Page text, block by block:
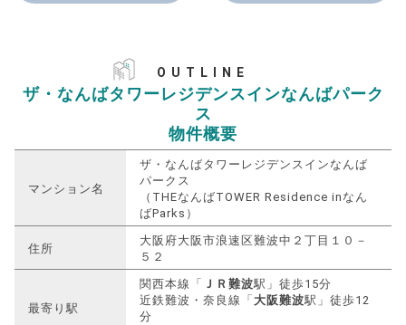
OUTLINE
ザ・なんばタワーレジデンスインなんばパーク
ス
物件概要
マンション名
ザ・なんばタワーレジデンスインなんば
パークス
（THEなんばTOWER Residence inなん
ばParks）
住所
大阪府大阪市浪速区難波中２丁目１０－
５２
最寄り駅
関西本線「 ＪＲ難波駅」徒歩15分
近鉄難波・奈良線「 大阪難波駅」徒歩12
分